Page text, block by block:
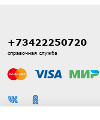
+73422250720
справочная служба